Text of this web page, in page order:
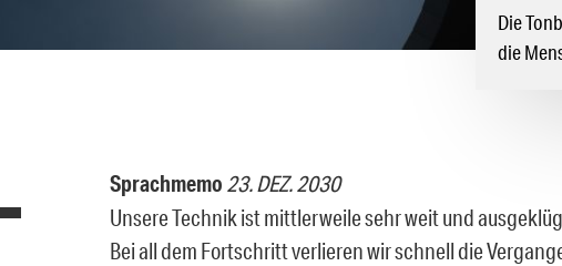
Die
die
Sprachmemo 23. DEZ. 2030
Unsere Technik ist mittlerweile sehr weit und
Bei all dem Fortschritt verlieren wir schnell die